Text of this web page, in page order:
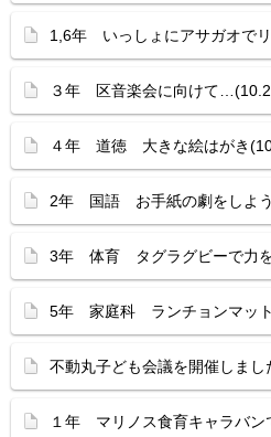
1,6年 いっしょにアサガオで
３年 区音楽会に向けて
４年 道徳 大きな絵はがき
2年 国語 お手紙の劇をしよ
3年 体育 タグラグビーで力
5年 家庭科 ランチョンマッ
不動丸子ども会議を開催しまし
１年 マリノス食育キャラバン